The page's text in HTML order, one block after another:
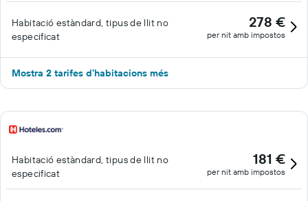
Habitació estàndard, tipus de llit no
especificat
278 €
per nit amb impostos
Mostra 2 tarifes d'habitacions més
Habitació estàndard, tipus de llit no
especificat
181 €
per nit amb impostos